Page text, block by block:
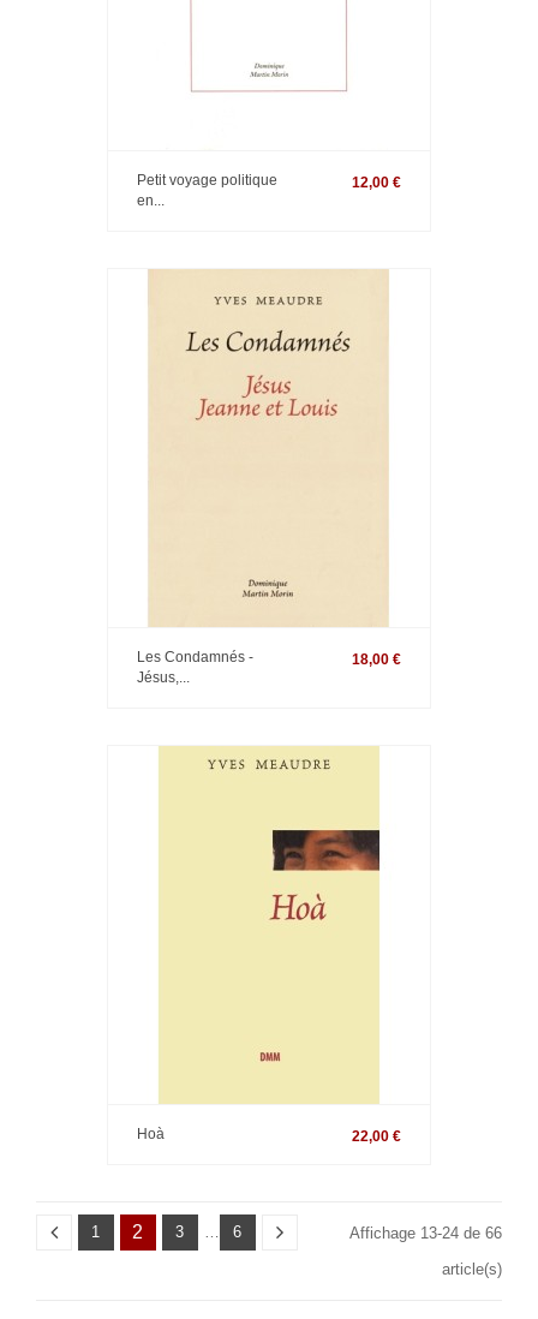
Petit voyage politique
en...
12,00 €
Les Condamnés -
Jésus,...
18,00 €
Hoà 22,00 €
1 2 3 6
Affichage 13-24 de 66
article(s)